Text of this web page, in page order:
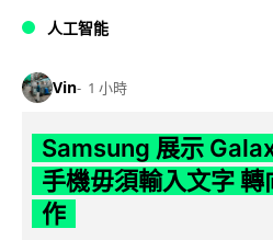
人工智能
Vin 1 小時
Samsung 展示
手機毋須輸入文字
作